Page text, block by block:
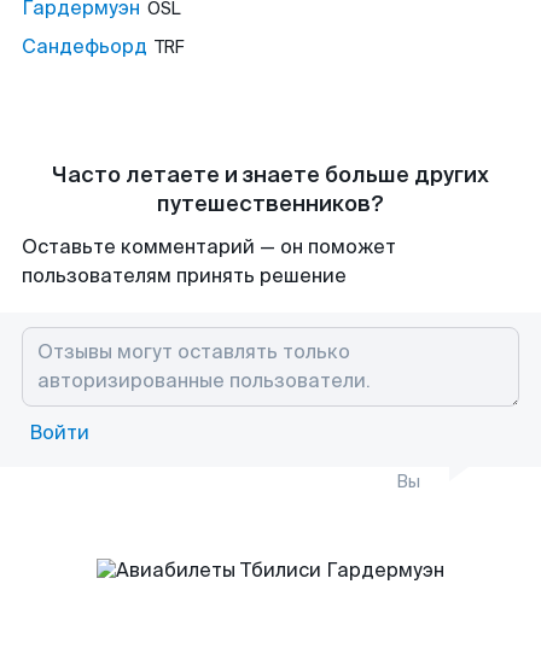
Гардермуэн OSL
Сандефьорд TRF
Часто летаете и знаете больше других
путешественников?
Оставьте комментарий — он поможет
пользователям принять решение
Войти
Вы